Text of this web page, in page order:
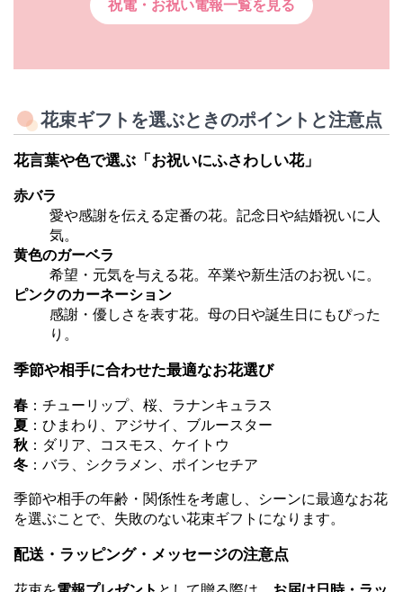
祝電・お祝い電報一覧を見る
花束ギフトを選ぶときのポイントと注意点
花言葉や色で選ぶ「お祝いにふさわしい花」
赤バラ
愛や感謝を伝える定番の花。記念日や結婚祝いに人
気。
黄色のガーベラ
希望・元気を与える花。卒業や新生活のお祝いに。
ピンクのカーネーション
感謝・優しさを表す花。母の日や誕生日にもぴった
り。
季節や相手に合わせた最適なお花選び
春 ：チューリップ、桜、ラナンキュラス
夏 ：ひまわり、アジサイ、ブルースター
秋 ：ダリア、コスモス、ケイトウ
冬 ：バラ、シクラメン、ポインセチア
季節や相手の年齢・関係性を考慮し、シーンに最適なお花
を選ぶことで、失敗のない花束ギフトになります。
配送・ラッピング・メッセージの注意点